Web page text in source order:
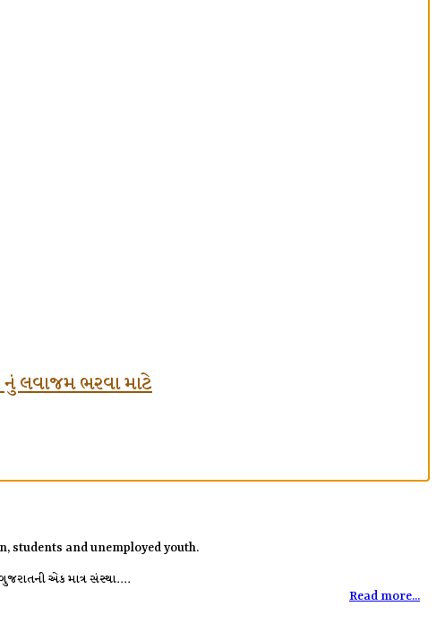
નું લવાજમ ભરવા માટે
students and unemployed youth.
એક માત્ર સંસ્થા....
Read more...